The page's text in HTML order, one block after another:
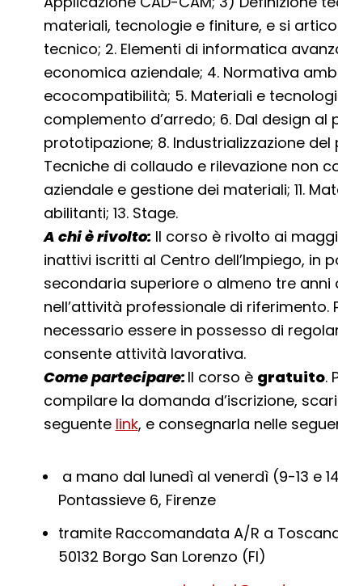
materiali, tecnologie e finiture, e si
tecnico; 2. Elementi di informatica
economica aziendale; 4. Normativa
ecocompatibilità; 5. Materiali e
complemento d’arredo; 6. Dal design al
prototipazione; 8. Industrializzazione
Tecniche di collaudo e rilevazione non
aziendale e gestione dei materiali; 11.
abilitanti; 13. Stage.
A chi è rivolto:Il corso è rivolto ai
inattivi iscritti al Centro dell’Impiego, in
secondaria superiore o almeno tre anni
nell’attività professionale di riferimento.
necessario essere in possesso di
consente attività lavorativa.
Come partecipare:Il corso è gratuito.
compilare la domanda d’iscrizione,
seguente link, e consegnarla nelle
a mano dal lunedì al venerdì (9-13 e
Pontassieve 6, Firenze
tramite Raccomandata A/R a
50132 Borgo San Lorenzo (FI)